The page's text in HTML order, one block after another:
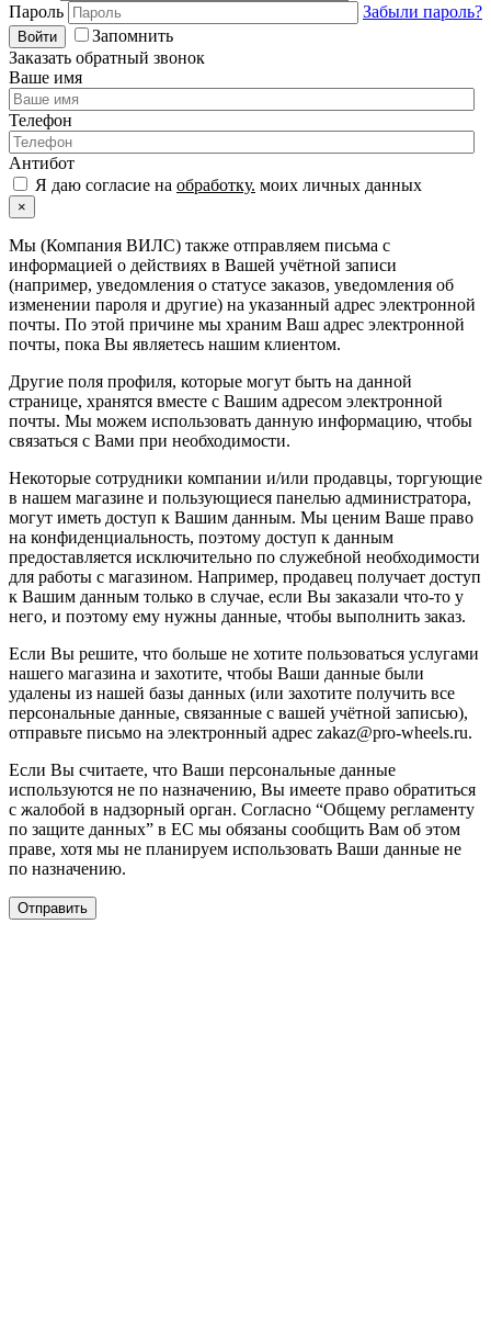
Пароль
Забыли пароль?
Войти
Запомнить
Заказать обратный звонок
Ваше имя
Телефон
Антибот
Я даю согласие на обработку. моих личных данных
×
Мы (Компания ВИЛС) также отправляем письма с
информацией о действиях в Вашей учётной записи
(например, уведомления о статусе заказов, уведомления об
изменении пароля и другие) на указанный адрес электронной
почты. По этой причине мы храним Ваш адрес электронной
почты, пока Вы являетесь нашим клиентом.
Другие поля профиля, которые могут быть на данной
странице, хранятся вместе с Вашим адресом электронной
почты. Мы можем использовать данную информацию, чтобы
связаться с Вами при необходимости.
Некоторые сотрудники компании и/или продавцы, торгующие
в нашем магазине и пользующиеся панелью администратора,
могут иметь доступ к Вашим данным. Мы ценим Ваше право
на конфиденциальность, поэтому доступ к данным
предоставляется исключительно по служебной необходимости
для работы с магазином. Например, продавец получает доступ
к Вашим данным только в случае, если Вы заказали что-то у
него, и поэтому ему нужны данные, чтобы выполнить заказ.
Если Вы решите, что больше не хотите пользоваться услугами
нашего магазина и захотите, чтобы Ваши данные были
удалены из нашей базы данных (или захотите получить все
персональные данные, связанные с вашей учётной записью),
отправьте письмо на электронный адрес zakaz@pro-wheels.ru.
Если Вы считаете, что Ваши персональные данные
используются не по назначению, Вы имеете право обратиться
с жалобой в надзорный орган. Согласно “Общему регламенту
по защите данных” в ЕС мы обязаны сообщить Вам об этом
праве, хотя мы не планируем использовать Ваши данные не
по назначению.
Отправить